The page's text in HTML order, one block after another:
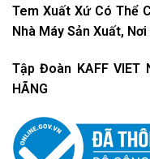
Tem Xuất Xứ Có Thể
Nhà Máy Sản Xuất,
Tập Đoàn KAFF VIET
HÃNG